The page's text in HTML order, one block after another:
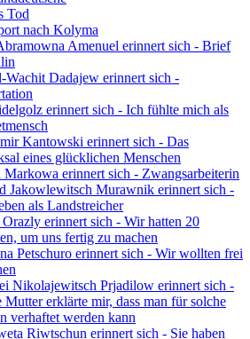
Tod
nach Kolyma
Amenuel erinnert sich - Brief
Wachit Dadajew erinnert sich -
erinnert sich - Ich fühlte mich als
Kantowski erinnert sich - Das
eines glücklichen Menschen
Markowa erinnert sich - Zwangsarbeiterin
Jakowlewitsch Murawnik erinnert sich -
als Landstreicher
Orazly erinnert sich - Wir hatten 20
um uns fertig zu machen
Petschuro erinnert sich - Wir wollten frei
Nikolajewitsch Prjadilow erinnert sich -
Mutter erklärte mir, dass man für solche
verhaftet werden kann
Riwtschun erinnert sich - Sie haben